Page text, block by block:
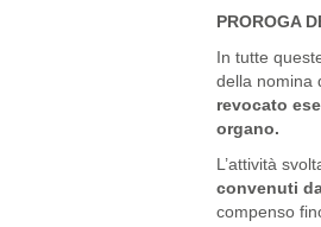
PROROGA
In tutte
della nomina
revocato
organo.
L’attività
convenuti
compenso